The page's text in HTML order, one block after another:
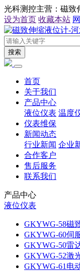
光科测控主营：磁致
设为首页 收藏本站
搜索
首页
关于我们
产品中心
液位仪表 温度
仪表维保
新闻动态
行业新闻 企业
合作客户
售后服务
联系我们
产品中心
液位仪表
GKYWG-58磁
GKYWG-60伺
GKYWG-50雷
GKYWG-52激
GKYWG-61电